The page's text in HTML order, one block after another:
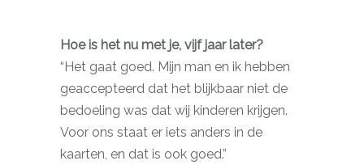
Hoe is het nu met je, vijf jaar later?
“Het gaat goed. Mijn man en ik hebben
geaccepteerd dat het blijkbaar niet de
bedoeling was dat wij kinderen krijgen.
Voor ons staat er iets anders in de
kaarten, en dat is ook goed.”